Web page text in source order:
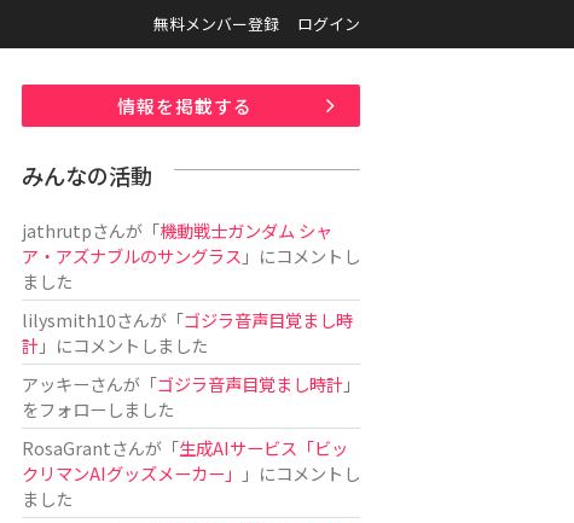
無料メンバー登録 ログイン
情報を掲載する
みんなの活動
jathrutpさんが「機動戦士ガンダム シャ
ア・アズナブルのサングラス 」にコメントし
ました
lilysmith10さんが「ゴジラ音声目覚まし時
計」にコメントしました
アッキーさんが「ゴジラ音声目覚まし時計」
をフォローしました
RosaGrantさんが「生成AIサービス「ビッ
クリマンAIグッズメーカー」
」にコメントし
ました